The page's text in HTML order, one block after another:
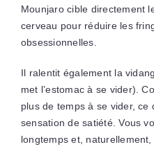
Mounjaro cible directement
cerveau pour réduire les
obsessionnelles.
Il ralentit également la
met l’estomac à se vider).
plus de temps à se vider,
sensation de satiété. Vous
longtemps et,